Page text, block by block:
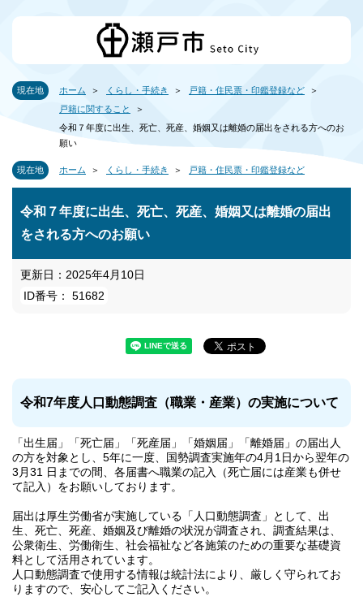
現在地 ホーム くらし・手続き
戸籍・住民票・印鑑登録など
戸籍に関すること
令和７年度に出生、死亡、死産、婚姻又は離婚の届出をされる方へのお
願い
現在地 ホーム くらし・手続き 戸籍・住民票・印鑑登録など
令和７年度に出生、死亡、死産、婚姻又は離婚の届出
をされる方へのお願い
更新日：2025年4月10日
ID番号： 51682
令和7年度人口動態調査（職業・産業）の実施について
「出生届」「死亡届」「死産届」「婚姻届」「離婚届」の届出人
の方を対象とし、5年に一度、国勢調査実施年の4月1日から翌年の
3月31 日までの間、各届書へ職業の記入（死亡届には産業も併せ
て記入）をお願いしております。
届出は厚生労働省が実施している「人口動態調査」として、出
生、死亡、死産、婚姻及び離婚の状況が調査され、調査結果は、
公衆衛生、労働衛生、社会福祉など各施策のための重要な基礎資
料として活用されています。
人口動態調査で使用する情報は統計法により、厳しく守られてお
りますので、安心してご記入ください。